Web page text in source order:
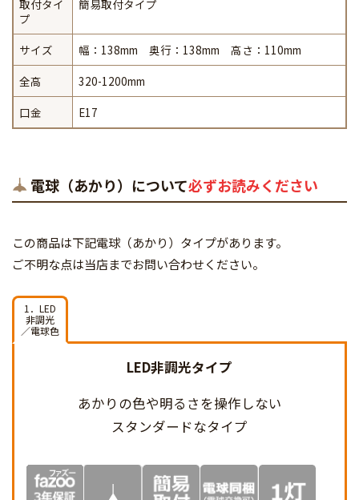
取付タイ
プ
簡易取付タイプ
サイズ
幅：138mm 奥行：138mm 高さ：110mm
全高
320-1200mm
口金
E17
電球（あかり）について必ずお読みください
この商品は下記電球（あかり）タイプがあります。
ご不明な点は当店までお問い合わせください。
1．LED
非調光
／電球色
LED非調光タイプ
あかりの色や明るさを操作しない
スタンダードなタイプ